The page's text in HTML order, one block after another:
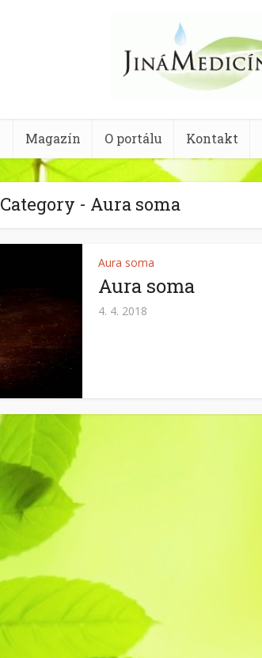
Magazín O portálu Kontakt
Category - Aura soma
Aura soma
Aura soma
4. 4. 2018